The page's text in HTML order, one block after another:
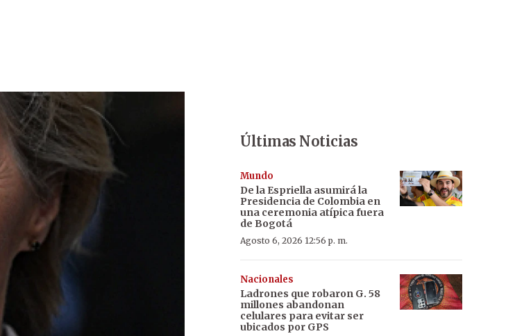
Últimas Noticias
Mundo
De la Espriella asumirá la
Presidencia de Colombia en
una ceremonia atípica fuera
de Bogotá
Agosto 6, 2026 12:56 p. m.
Nacionales
Ladrones que robaron G. 58
millones abandonan
celulares para evitar ser
ubicados por GPS